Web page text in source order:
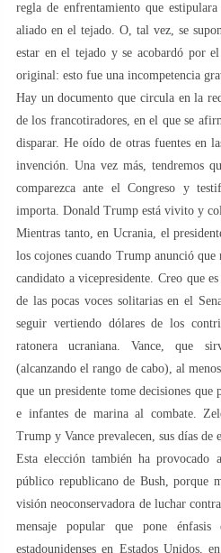
regla de enfrentamiento que
aliado en el tejado. O, tal vez, se
estar en el tejado y se acobardó por
original: esto fue una incompetencia
Hay un documento que circula en la
de los francotiradores, en el que se
disparar. He oído de otras fuentes en
invención. Una vez más, tendremos
comparezca ante el Congreso y
importa. Donald Trump está vivito y
Mientras tanto, en Ucrania, el
los cojones cuando Trump anunció que
candidato a vicepresidente. Creo que
de las pocas voces solitarias en el
seguir vertiendo dólares de los
ratonera ucraniana. Vance, que
(alcanzando el rango de cabo), al
que un presidente tome decisiones que
e infantes de marina al combate.
Trump y Vance prevalecen, sus días de
Esta elección también ha provocado
público republicano de Bush, porque
visión neoconservadora de luchar
mensaje popular que pone
estadounidenses en Estados Unidos,